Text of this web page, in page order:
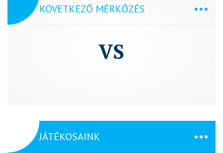
KÖVETKEZŐ MÉRKŐZÉS
VS
JÁTÉKOSAINK